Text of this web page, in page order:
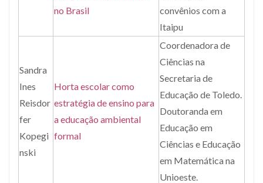
no Brasil
convênios com a
Itaipu
Sandra
Ines
Reisdor
fer
Kopegi
nski
Horta escolar como
estratégia de ensino para
a educação ambiental
formal
Coordenadora de
Ciências na
Secretaria de
Educação de Toledo.
Doutoranda em
Educação em
Ciências e Educação
em Matemática na
Unioeste.